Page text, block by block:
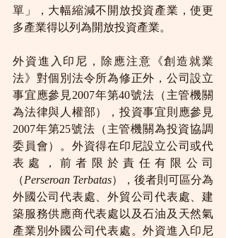
單」，大幅縮減不開放投資產業，使更
多產業得以列為開放投資產業。
外資進入印尼，除應注意《創造就業
法》對個別法令所為修正外，公司設立
事宜應參見2007年第40號法（主管機關
為法律與人權部），投資事宜則應參見
2007年第25號法（主管機關為投資協調
委員會）。外資得在印尼設立公司或代
表處，前者限於責任有限公司
（Perseroan Terbatas），後者則可區分為
外國公司代表處、外貿公司代表處、建
築服務供應商代表處以及石油及天然氣
產業別外國公司代表處。外資進入印尼